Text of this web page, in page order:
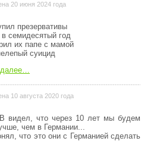
20 июня 2024 года
презервативы
семидесятый год
их папе с мамой
суицид
10 августа 2020 года
видел, что через 10 лет мы будем
чем в Германии...
что это они с Германией сделать